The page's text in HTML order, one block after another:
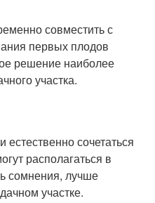
совместить с
первых плодов
решение наиболее
участка.
сочетаться
располагаться в
сомнения, лучше
участке.